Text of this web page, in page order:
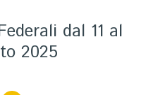
dal 11 al
2025